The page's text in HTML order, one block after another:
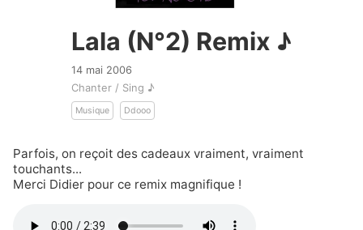
Lala (N°2) Remix ♪
14 mai 2006
Chanter / Sing ♪
Musique Ddooo
Parfois, on reçoit des cadeaux vraiment, vraiment
touchants...
Merci Didier pour ce remix magnifique !